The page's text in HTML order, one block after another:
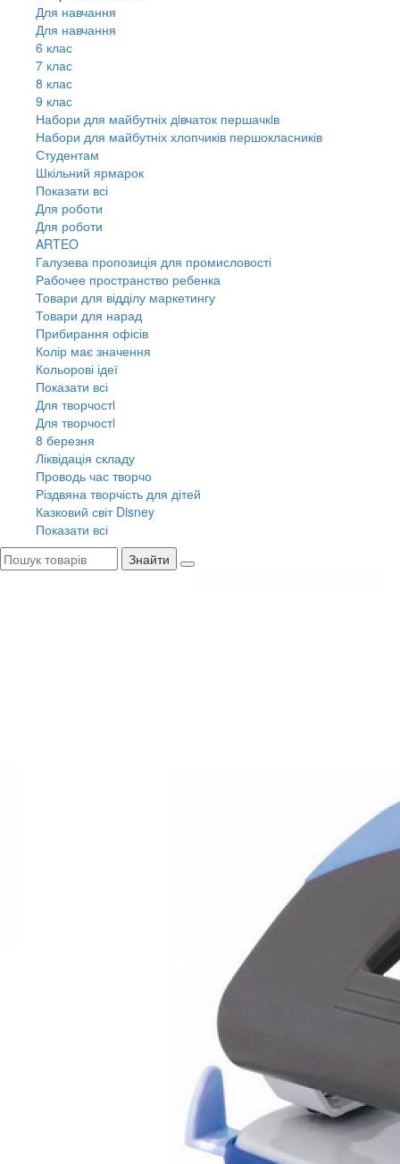
Для навчання
Для навчання
6 клас
7 клас
8 клас
9 клас
Набори для майбутніх дiвчаток першачкiв
Набори для майбутніх хлопчиків першокласників
Студентам
Шкільний ярмарок
Показати всі
Для роботи
Для роботи
ARTEO
Галузева пропозиція для промисловості
Рабочее пространство ребенка
Товари для відділу маркетингу
Товари для нарад
Прибирання офісів
Колір має значення
Кольорові ідеї
Показати всі
Для творчостi
Для творчостi
8 березня
Ліквідація складу
Проводь час творчо
Різдвяна творчість для дітей
Казковий світ Disney
Показати всі
Знайти